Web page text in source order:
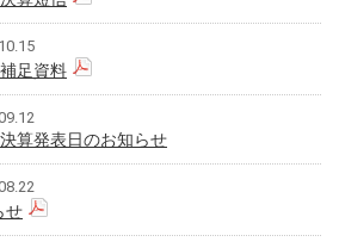
足資料
算発表日のお知らせ
せ